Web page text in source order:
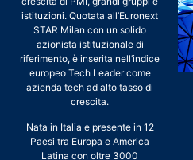
istituzioni. Quotata all’Euronext
STAR Milan con un solido
azionista istituzionale di
riferimento, è inserita nell’indice
europeo Tech Leader come
azienda tech ad alto tasso di
crescita.
Nata in Italia e presente in 12
Paesi tra Europa e America
Latina con oltre 3000